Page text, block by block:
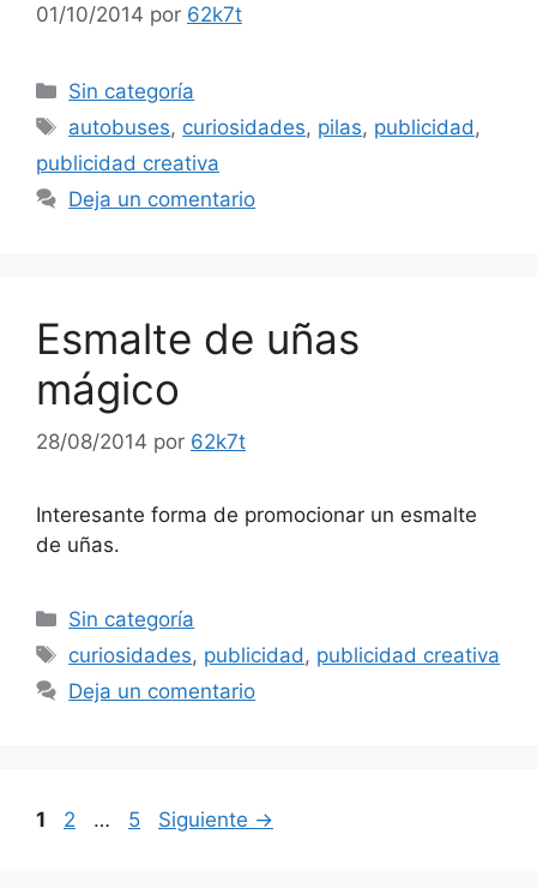
01/10/2014 por 62k7t
Categorías
Sin categoría
Etiquetas
autobuses, curiosidades, pilas, publicidad ,
publicidad creativa
Deja un comentario
Esmalte de uñas
mágico
28/08/2014 por 62k7t
Interesante forma de promocionar un esmalte
de uñas.
Categorías
Sin categoría
Etiquetas
curiosidades, publicidad, publicidad creativa
Deja un comentario
Página
1 Página
2 … Página
5 Siguiente →